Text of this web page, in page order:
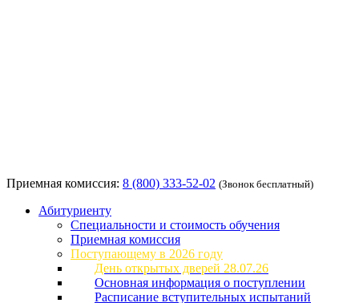
Приемная комиссия: 8 (800) 333-52-02 (Звонок бесплатный)
Абитуриенту
Специальности и стоимость обучения
Приемная комиссия
Поступающему в 2026 году
День открытых дверей 28.07.26
Основная информация о поступлении
Расписание вступительных испытаний